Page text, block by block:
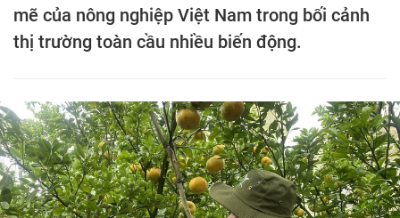
mẽ của nông nghiệp Việt Nam trong bối cảnh
thị trường toàn cầu nhiều biến động.